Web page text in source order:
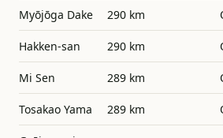
Myōjōga Dake 290 km
Hakken-san 290 km
Mi Sen 289 km
Tosakao Yama 289 km